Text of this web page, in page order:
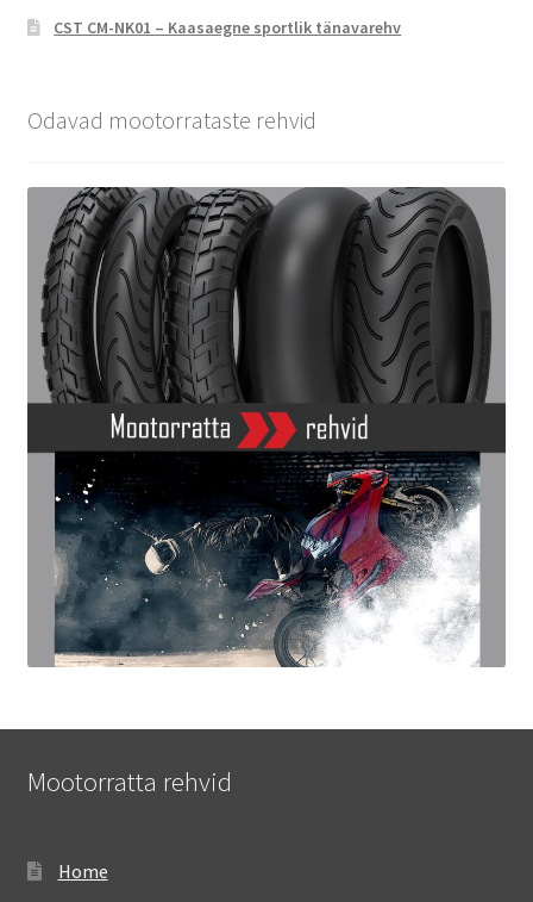
CST CM-NK01 – Kaasaegne sportlik tänavarehv
Odavad mootorrataste rehvid
Mootorratta rehvid
Home